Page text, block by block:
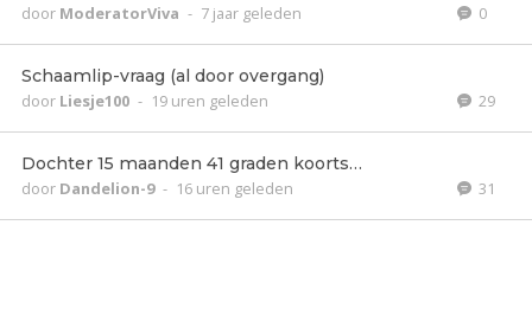
door ModeratorViva - 7 jaar geleden 0
Schaamlip-vraag (al door overgang)
door Liesje100 - 19 uren geleden 29
Dochter 15 maanden 41 graden koorts…
door Dandelion-9 - 16 uren geleden 31